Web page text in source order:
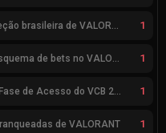
aspas diz estar “pronto” para seleção brasileira de VALORANT 1
Usuário explica como funciona esquema de bets no VALORANT 1
Team Liquid e MIBR GC jogarão a Fase de Acesso do VCB 2026 1
de VALORANT 1